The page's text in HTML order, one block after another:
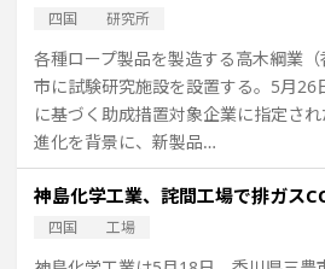
四国 研究所
各種ロープ製品を製造する高木綱業
市に試験研究施設を設置する。5月26
に基づく助成措置対象企業に指定さ
進化を背景に、新製品…
神島化学工業、詫間工場で排ガス
四国 工場